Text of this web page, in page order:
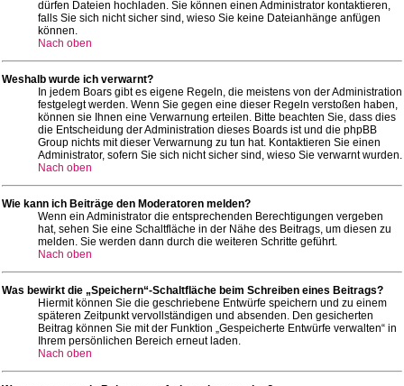
dürfen Dateien hochladen. Sie können einen Administrator kontaktieren,
falls Sie sich nicht sicher sind, wieso Sie keine Dateianhänge anfügen
können.
Nach oben
Weshalb wurde ich verwarnt?
In jedem Boars gibt es eigene Regeln, die meistens von der Administration
festgelegt werden. Wenn Sie gegen eine dieser Regeln verstoßen haben,
können sie Ihnen eine Verwarnung erteilen. Bitte beachten Sie, dass dies
die Entscheidung der Administration dieses Boards ist und die phpBB
Group nichts mit dieser Verwarnung zu tun hat. Kontaktieren Sie einen
Administrator, sofern Sie sich nicht sicher sind, wieso Sie verwarnt wurden.
Nach oben
Wie kann ich Beiträge den Moderatoren melden?
Wenn ein Administrator die entsprechenden Berechtigungen vergeben
hat, sehen Sie eine Schaltfläche in der Nähe des Beitrags, um diesen zu
melden. Sie werden dann durch die weiteren Schritte geführt.
Nach oben
Was bewirkt die „Speichern“-Schaltfläche beim Schreiben eines Beitrags?
Hiermit können Sie die geschriebene Entwürfe speichern und zu einem
späteren Zeitpunkt vervollständigen und absenden. Den gesicherten
Beitrag können Sie mit der Funktion „Gespeicherte Entwürfe verwalten“ in
Ihrem persönlichen Bereich erneut laden.
Nach oben